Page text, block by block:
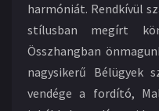
harmóniát. Rendkívül
stílusban megírt
Összhangban
nagysikerű Bélügyek
vendége a fordító,